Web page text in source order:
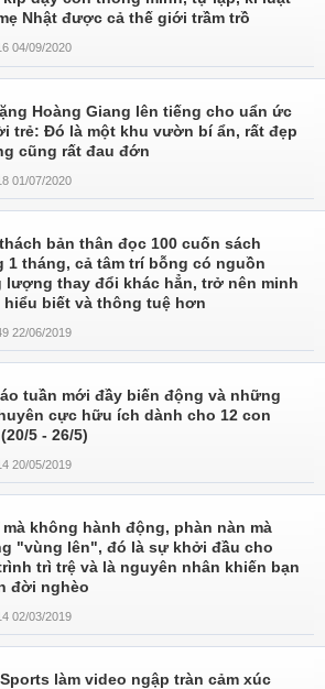
Nhật được cả thế giới trầm trồ
04/09/2020
Hoàng Giang lên tiếng cho uẩn ức
trẻ: Đó là một khu vườn bí ẩn, rất đẹp
cũng rất đau đớn
01/07/2020
bản thân đọc 100 cuốn sách
1 tháng, cả tâm trí bỗng có nguồn
lượng thay đổi khác hẳn, trở nên minh
hiểu biết và thông tuệ hơn
22/06/2019
tuần mới đầy biến động và những
cực hữu ích dành cho 12 con
5 - 26/5)
20/05/2019
mà không hành động, phàn nàn mà
"vùng lên", đó là sự khởi đầu cho
trì trệ và là nguyên nhân khiến bạn
đời nghèo
02/03/2019
Sports làm video ngập tràn cảm xúc